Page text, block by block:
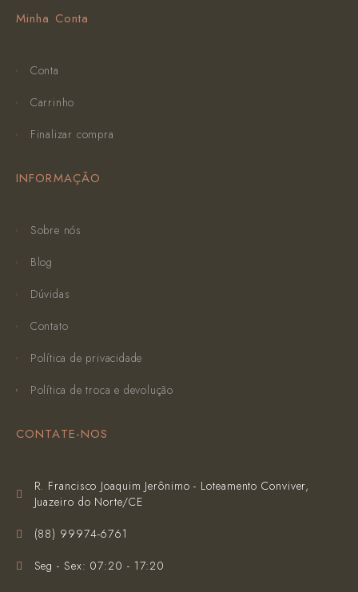
Minha Conta
Conta
Carrinho
Finalizar compra
INFORMAÇÃO
Sobre nós
Blog
Dúvidas
Contato
Política de privacidade
Política de troca e devolução
CONTATE-NOS
R. Francisco Joaquim Jerônimo - Loteamento Conviver,
Juazeiro do Norte/CE
(‪88) 99974-6761‬
Seg - Sex: 07:20 - 17:20